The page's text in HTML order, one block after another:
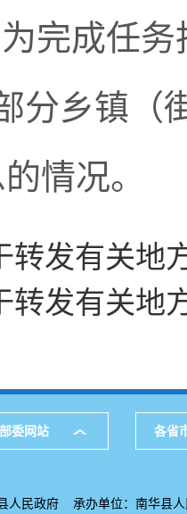
完成任
分乡镇（
情况。
转发有关地
转发有关地
委网站 各省
人民政府 承办单位：南华县人